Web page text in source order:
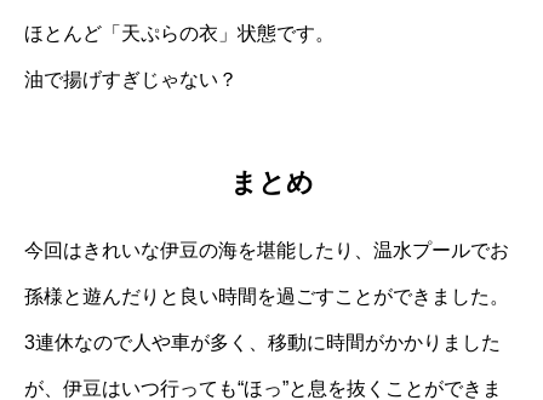
ほとんど「天ぷらの衣」状態です。
油で揚げすぎじゃない？
まとめ
今回はきれいな伊豆の海を堪能したり、温水プールでお
孫様と遊んだりと良い時間を過ごすことができました。
3連休なので人や車が多く、移動に時間がかかりました
が、伊豆はいつ行っても“ほっ”と息を抜くことができま